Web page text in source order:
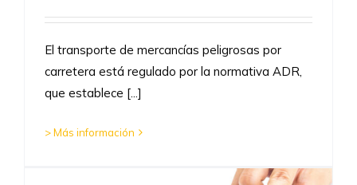
El transporte de mercancías peligrosas por
carretera está regulado por la normativa ADR,
que establece [...]
> Más información